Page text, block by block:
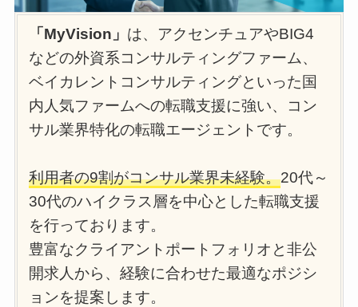
「MyVision」 は、アクセンチュアやBIG4
などの外資系コンサルティングファーム、
ベイカレントコンサルティングといった国
内人気ファームへの転職支援に強い、コン
サル業界特化の転職エージェントです。
利用者の9割がコンサル業界未経験。20代～
30代のハイクラス層を中心とした転職支援
を行っております。
豊富なクライアントポートフォリオと非公
開求人から、経験に合わせた最適なポジシ
ョンを提案します。